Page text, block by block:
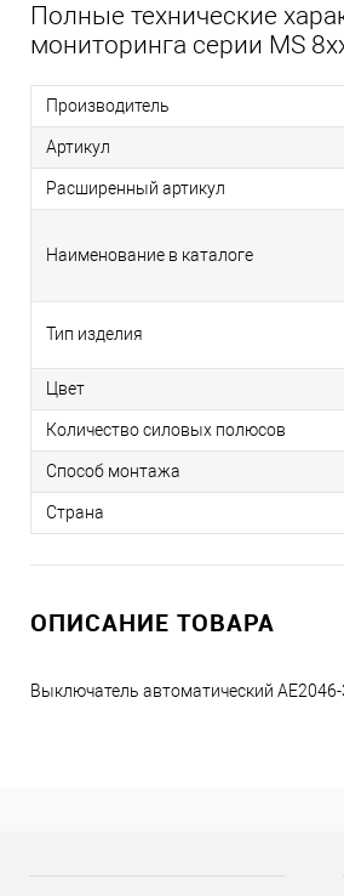
Полные технические
мониторинга серии MS
Производитель
Артикул
Расширенный артикул
Наименование в каталоге
Тип изделия
Цвет
Количество силовых полюсов
Способ монтажа
Страна
ОПИСАНИЕ ТОВАРА
Выключатель автоматический